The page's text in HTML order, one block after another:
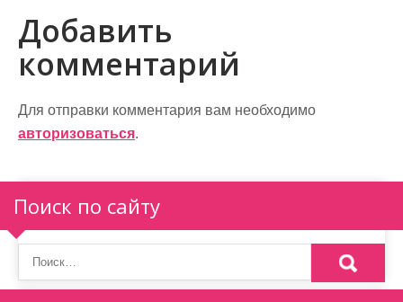
Добавить
комментарий
Для отправки комментария вам необходимо
авторизоваться.
Поиск по сайту